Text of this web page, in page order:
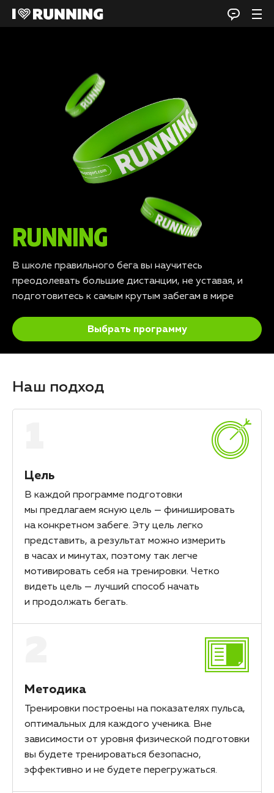
RUNNING
В школе правильного бега вы научитесь
преодолевать большие дистанции, не уставая, и
подготовитесь к самым крутым забегам в мире
Выбрать программу
Наш подход
Цель
В каждой программе подготовки
мы предлагаем ясную цель — финишировать
на конкретном забеге. Эту цель легко
представить, а результат можно измерить
в часах и минутах, поэтому так легче
мотивировать себя на тренировки. Четко
видеть цель — лучший способ начать
и продолжать бегать.
Методика
Тренировки построены на показателях пульса,
оптимальных для каждого ученика. Вне
зависимости от уровня физической подготовки
вы будете тренироваться безопасно,
эффективно и не будете перегружаться.